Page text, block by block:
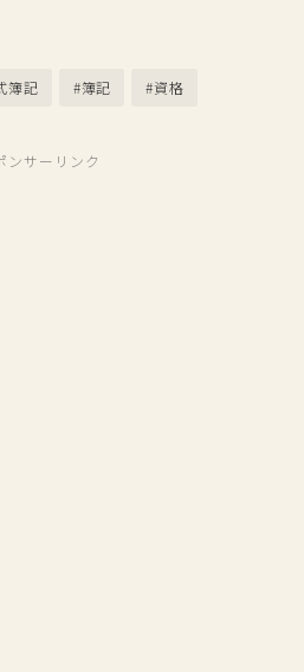
簿記 #簿記 #資格
ンサーリンク